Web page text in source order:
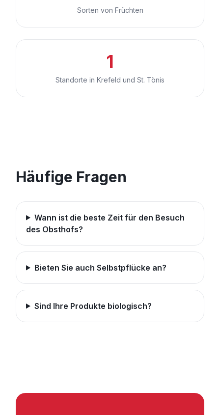
Sorten von Früchten
1
Standorte in Krefeld und St. Tönis
Häufige Fragen
Wann ist die beste Zeit für den Besuch
des Obsthofs?
Bieten Sie auch Selbstpflücke an?
Sind Ihre Produkte biologisch?